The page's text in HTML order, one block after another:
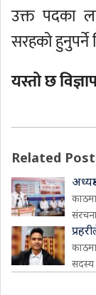
उक्त पदका
सरहको हुनुपर्ने
यस्तो छ
Related
सदस्य